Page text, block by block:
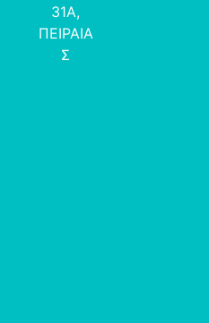
31Α,
ΠΕΙΡΑΙΑ
Σ